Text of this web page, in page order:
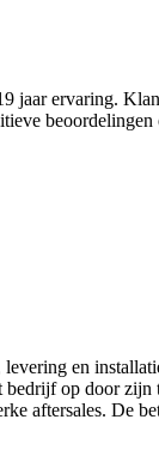
ervaring.
en
op door
aftersales.